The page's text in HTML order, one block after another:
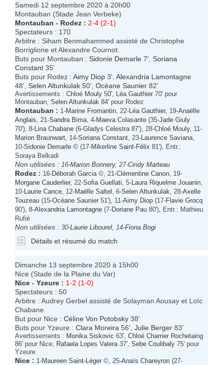
Samedi 12 septembre 2020 à 20h00
Montauban (Stade Jean Verbeke)
Montauban - Rodez : 2-4 (2-1)
Spectateurs : 170
Arbitre : Siham Benmahammed assisté de Christophe
Borriglione et Alexandre Cournot.
Buts pour Montauban : Sidonie Demarle 7', Soriana
Constant 35'
Buts pour Rodez : Aimy Diop 3', Alexandria Lamontagne
48', Selen Altunkulak 50', Océane Saunier 82'
Avertissements : Chloé Mouly 50', Léa Gauthier 70' pour
Montauban, Selen Altunkulak 84' pour Rodez
Montauban : 1-Marine Fromantin , 22- Léa Gauthier, 19-Anaëlle
Anglais , 21-Sandra Bima , 4-Maeva Colasante (35-Jade Giuly
70'), 8- Lina Chabane (6-Gladys Celestra 87'), 28-Chloé Mouly, 11-
Marion Braunwart , 14-Soriana Constant , 23- Laurence Saviana
10-Sidonie Demarle © (17-Mikerline Saint-Félix 81'), Entr.:
Soraya Belkadi
Non utilisées : 16-Marion Bonnery, 27-Cindy Marteau
Rodez : 16-Déborah Garcia ©, 21-Clémentine Canon , 19-
Morgane Cauderlier, 22-Sofia Guellati , 5- Laura Riquelme Jouanin
10- Laurie Cance , 12-Maëlle Saltel , 6-Selen Altunkulak , 28-Axelle
Touzeau (15-Océane Saunier 51'), 11-Aimy Diop (17-Flavie Grocq
90'), 8-Alexandria Lamontagne (7-Doriane Pau 80'), Entr.: Mathieu
Rufié
Non utilisées : 30-Laurie Libourel , 14-Fiona Bogi
Détails et résumé du match
Dimanche 13 septembre 2020 à 15h00
Nice (Stade de la Plaine du Var)
Nice - Yzeure : 1-2 (1-0)
Spectateurs : 50
Arbitre : Audrey Gerbel assisté de Solayman Aousay et Loïc
Chabane.
But pour Nice : Céline Von Potobsky 38'
Buts pour Yzeure : Clara Moreira 56', Julie Berger 83'
Avertissements : Monika Siskovic 63', Chloé Charrier Rochetaing
86' pour Nice,
Rafaela Lopes Valera 37', Sebe Coulibaly 75' pour
Yzeure
Nice : 1-Maureen Saint-Léger ©, 25-Anaïs Chareyron (27-